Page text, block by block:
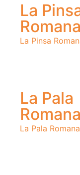
La
Romana
La Pinsa
La Pala
Romana
La Pala